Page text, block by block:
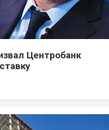
Центробанк